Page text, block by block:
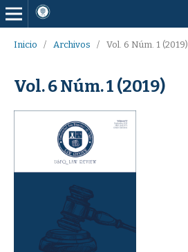
Inicio / Archivos / Vol. 6 Núm. 1 (2019)
Vol. 6 Núm. 1 (2019)